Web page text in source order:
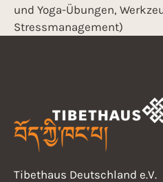
und Yoga-Übungen,
Stressmanagement)
Tibethaus Deutschland e.V.